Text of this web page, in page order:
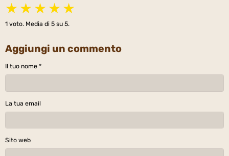
★ ★ ★ ★ ★
1 voto. Media di 5 su 5.
Aggiungi un commento
Il tuo nome
La tua email
Sito web